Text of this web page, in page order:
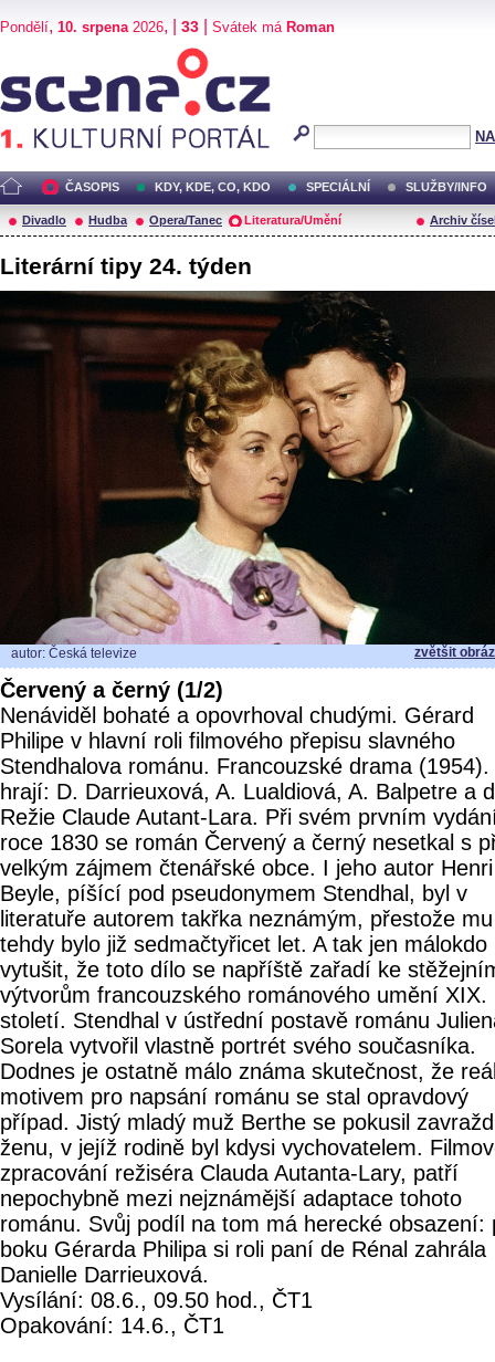
Pondělí, 10. srpena2026, | 33 Svátek má Roman
ČASOPIS KDY, KDE, CO, KDO SPECIÁLNÍ SLUŽBY/INFO
Divadlo Hudba Opera/Tanec Literatura/Umění Archiv
Literární tipy 24. týden
autor: Česká televize zvětšit
Červený a černý (1/2)
Nenáviděl bohaté a opovrhoval chudými. Gérard
Philipe v hlavní roli filmového přepisu slavného
Stendhalova románu. Francouzské drama (1954).
hrají: D. Darrieuxová, A. Lualdiová, A. Balpetre a
Režie Claude Autant-Lara. Při svém prvním
roce 1830 se román Červený a černý nesetkal s
velkým zájmem čtenářské obce. I jeho autor Henri
Beyle, píšící pod pseudonymem Stendhal, byl v
literatuře autorem takřka neznámým, přestože mu
tehdy bylo již sedmačtyřicet let. A tak jen málokdo
vytušit, že toto dílo se napříště zařadí ke
výtvorům francouzského románového umění XIX.
století. Stendhal v ústřední postavě románu
Sorela vytvořil vlastně portrét svého současníka.
Dodnes je ostatně málo známa skutečnost, že
motivem pro napsání románu se stal opravdový
případ. Jistý mladý muž Berthe se pokusil
ženu, v jejíž rodině byl kdysi vychovatelem.
zpracování režiséra Clauda Autanta-Lary, patří
nepochybně mezi nejznámější adaptace tohoto
románu. Svůj podíl na tom má herecké obsazení:
boku Gérarda Philipa si roli paní de Rénal zahrála
Danielle Darrieuxová.
Vysílání: 08.6., 09.50 hod., ČT1
Opakování: 14.6., ČT1